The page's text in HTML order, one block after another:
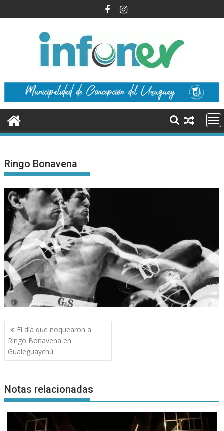
al
Ringo Bonavena
Navegación
de
entradas
El día que noquearon a
Ringo Bonavena en
Gualeguaychú
Notas relacionadas